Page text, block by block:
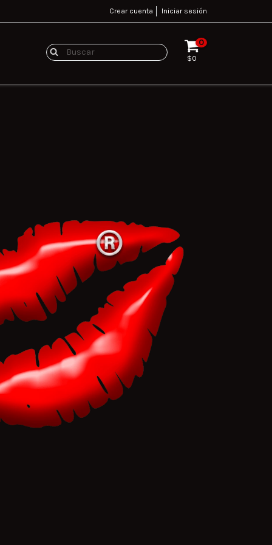
Crear cuenta Iniciar sesión
0
$0